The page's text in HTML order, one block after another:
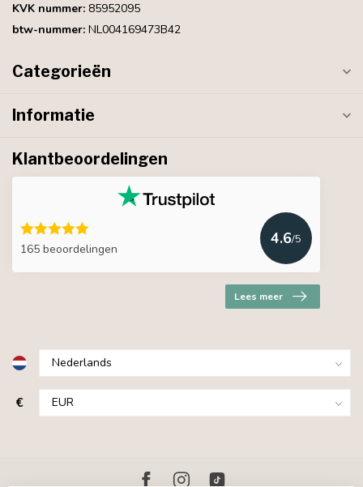
KVK nummer: 85952095
btw-nummer: NL004169473B42
Categorieën
Informatie
Klantbeoordelingen
165 beoordelingen
4.6/5
Lees meer
€